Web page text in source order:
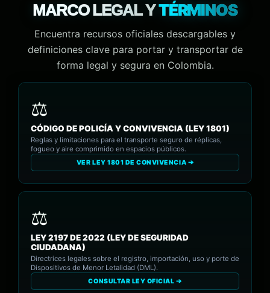
MARCO LEGAL YTÉRMINOS
Encuentra recursos oficiales descargables y
definiciones clave para portar y transportar de
forma legal y segura en Colombia.
CÓDIGO DE POLICÍA Y CONVIVENCIA (LEY 1801)
Reglas y limitaciones para el transporte seguro de réplicas,
fogueo y aire comprimido en espacios públicos.
VER LEY 1801 DE CONVIVENCIA ➔
LEY 2197 DE 2022 (LEY DE SEGURIDAD
CIUDADANA)
Directrices legales sobre el registro, importación, uso y porte de
Dispositivos de Menor Letalidad (DML).
CONSULTAR LEY OFICIAL ➔